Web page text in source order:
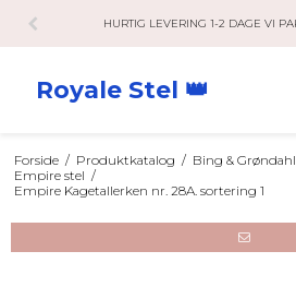
KUNDESERVICE HAR ÅBENT
Royale Stel 👑
Forside / Produktkatalog / Bing & Grøndahl
Empire stel /
Empire Kagetallerken nr. 28A. sortering 1